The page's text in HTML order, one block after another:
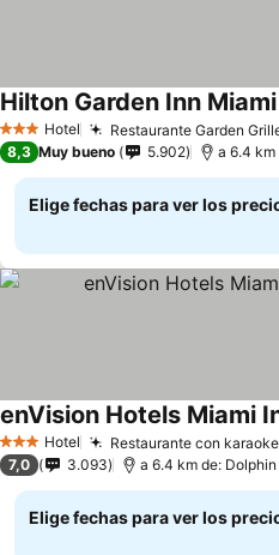
3 Estrellas
Hotel Restaurante Garden
Hilton Garden Inn
8,3 Muy bueno 5.902 a 6.4 km
Elige fechas para ver los
3 Estrellas
Hotel Restaurante con
enVision Hotels Miami
7,0 3.093 a 6.4 km de:
Elige fechas para ver los